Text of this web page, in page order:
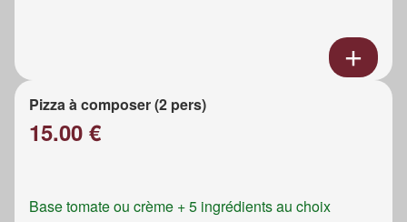
Pizza à composer (2 pers)
15.00 €
Base tomate ou crème + 5 ingrédients au choix